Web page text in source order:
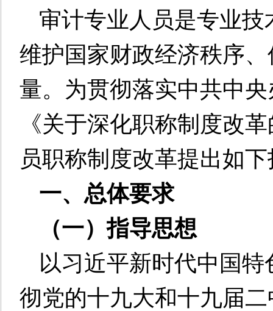
审计专业人员是专业
维护国家财政经济秩序
量。为贯彻落实中共中
《关于深化职称制度改
员职称制度改革提出如
一、总体要求
（一）指导思想
以习近平新时代中国
彻党的十九大和十九届